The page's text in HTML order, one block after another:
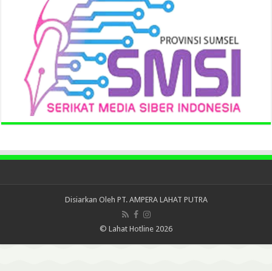
Disiarkan Oleh PT. AMPERA LAHAT PUTRA
© Lahat Hotline 2026